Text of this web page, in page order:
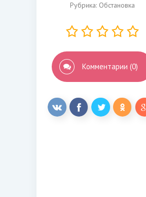
Рубрика: Обстановка
Комментарии (0)